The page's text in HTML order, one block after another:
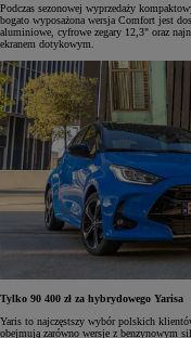
Podczas sezonowej wyprzedaży
bogato wyposażona wersja Comfort jest
aluminiowe, cyfrowe zegary 12,3" oraz
ekranem dotykowym.
Tylko 90 400 zł za hybrydowego Yarisa
Yaris to najczęstszy wybór polskich
obejmują zarówno wersje z benzynowym